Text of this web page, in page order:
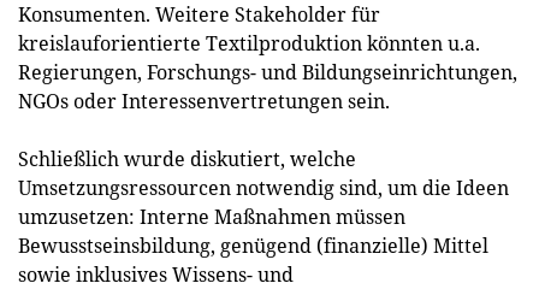
Konsumenten. Weitere Stakeholder für
kreislauforientierte Textilproduktion könnten u.a.
Regierungen, Forschungs- und Bildungseinrichtungen,
NGOs oder Interessenvertretungen sein.
Schließlich wurde diskutiert, welche
Umsetzungsressourcen notwendig sind, um die Ideen
umzusetzen: Interne Maßnahmen müssen
Bewusstseinsbildung, genügend (finanzielle) Mittel
sowie inklusives Wissens- und